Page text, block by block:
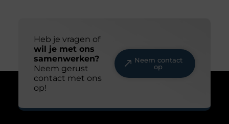
Heb je vragen of
wil je met ons
samenwerken?
Neem gerust
contact met ons
op!
Neem contact
op